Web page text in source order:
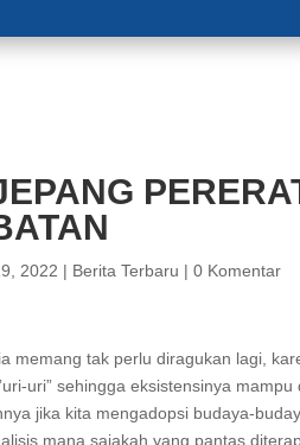
2022 | Berita Terbaru |0 Komentar
memang tak perlu diragukan lagi,
uri” sehingga eksistensinya
jika kita mengadopsi budaya-
mana sajakah yang pantas